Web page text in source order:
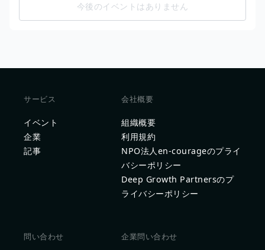
今後のイベントはありません
サービス
イベント
企業
記事
会社概要
組織概要
利用規約
NPO法人en-courageのプライ
バシーポリシー
Deep Growth Partnersのプ
ライバシーポリシー
問い合わせ 企業問い合わせ